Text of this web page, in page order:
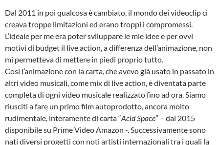
Dal 2011 in poi qualcosa è cambiato, il mondo dei videoclip ci
creava troppe limitazioni ed erano troppi i compromessi.
L’ideale per me era poter sviluppare le mie idee e per ovvi
motivi di budget il live action, a differenza dell’animazione, non
mi permetteva di mettere in piedi proprio tutto.
Così l’animazione con la carta, che avevo già usato in passato in
altri video musicali, come mix di live action, è diventata parte
completa di ogni video musicale realizzato fino ad ora. Siamo
riusciti a fare un primo film autoprodotto, ancora molto
rudimentale, interamente di carta “Acid Space” – dal 2015
disponibile su Prime Video Amazon -. Successivamente sono
nati diversi progetti con noti artisti internazionali tra i quali la